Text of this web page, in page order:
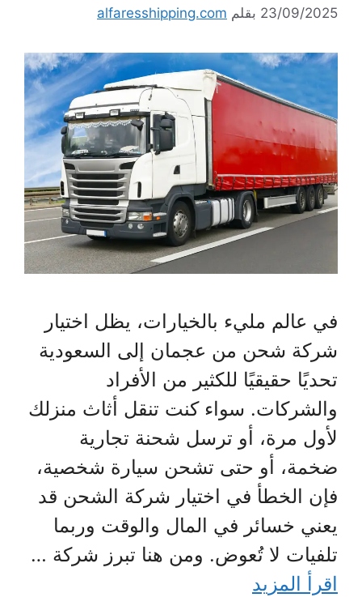
23/09/2025 بقلم alfaresshipping.com
في عالم مليء بالخيارات، يظل اختيار
شركة شحن من عجمان إلى السعودية
تحديًا حقيقيًا للكثير من الأفراد
والشركات. سواء كنت تنقل أثاث منزلك
لأول مرة، أو ترسل شحنة تجارية
ضخمة، أو حتى تشحن سيارة شخصية،
فإن الخطأ في اختيار شركة الشحن قد
يعني خسائر في المال والوقت وربما
تلفيات لا تُعوض. ومن هنا تبرز شركة …
اقرأ المزيد